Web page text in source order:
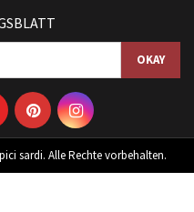
sardi. Alle Rechte vorbehalten.